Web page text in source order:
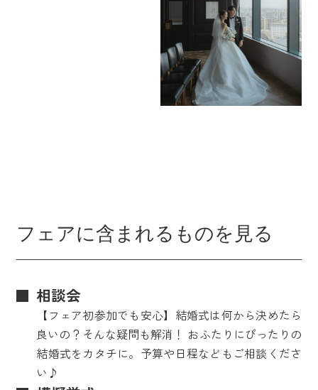
フェアに含まれるものを見る
相談会
【フェア初参加でも安心】結婚式は何から決めたら
良いの？そんな疑問も解消！ おふたりにぴったりの
結婚式をカタチに。予算や日程などもご相談くださ
い♪